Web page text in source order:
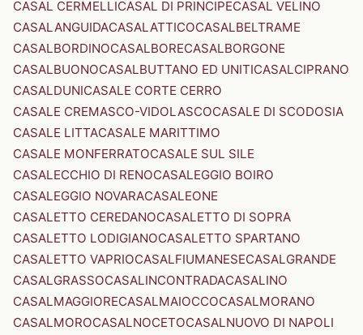
CASAL CERMELLICASAL DI PRINCIPECASAL VELINO
CASALANGUIDACASALATTICOCASALBELTRAME
CASALBORDINOCASALBORECASALBORGONE
CASALBUONOCASALBUTTANO ED UNITICASALCIPRANO
CASALDUNICASALE CORTE CERRO
CASALE CREMASCO-VIDOLASCOCASALE DI SCODOSIA
CASALE LITTACASALE MARITTIMO
CASALE MONFERRATOCASALE SUL SILE
CASALECCHIO DI RENOCASALEGGIO BOIRO
CASALEGGIO NOVARACASALEONE
CASALETTO CEREDANOCASALETTO DI SOPRA
CASALETTO LODIGIANOCASALETTO SPARTANO
CASALETTO VAPRIOCASALFIUMANESECASALGRANDE
CASALGRASSOCASALINCONTRADACASALINO
CASALMAGGIORECASALMAIOCCOCASALMORANO
CASALMOROCASALNOCETOCASALNUOVO DI NAPOLI